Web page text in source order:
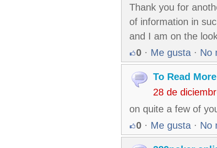
Thank you for
of information in
and I am on the
0 · Me gusta · No
To Read More
28 de
on quite a few of
0 · Me gusta · No